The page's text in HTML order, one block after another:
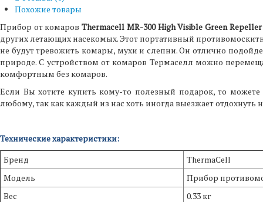
Похожие товары
Прибор от комаровThermacell MR-300 High Visible Green Repeller
других летающих насекомых. Этот портативный
не будут тревожить комары, мухи и слепни. Он отлично
природе. С устройством от комаров Термаселл можно
комфортным без комаров.
Если Вы хотите купить кому-то полезный подарок, то
любому, так как каждый из нас хоть иногда выезжает
Технические характеристики:
Бренд
ThermaCell
Модель
Прибор
Вес
0.33 кг